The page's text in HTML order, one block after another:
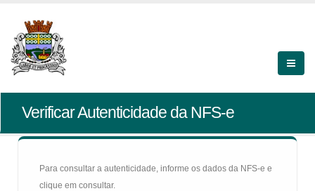
Verificar Autenticidade da NFS-e
Para consultar a autenticidade, informe os dados da NFS-e e
clique em consultar.